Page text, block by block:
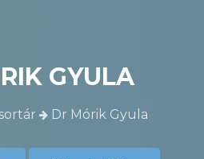
GYULA
Dr Mórik Gyula